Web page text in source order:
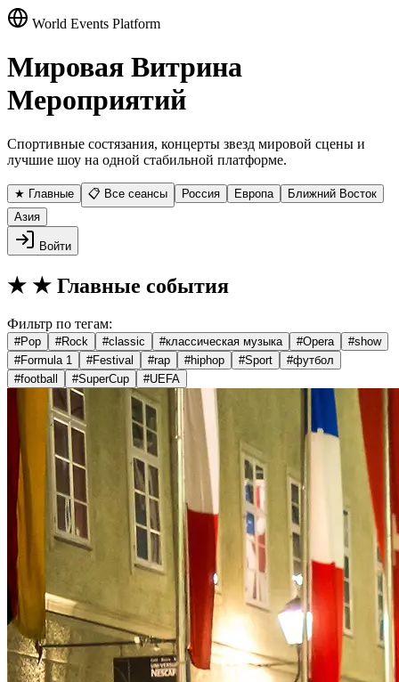
World Events Platform
Мировая Витрина
Мероприятий
Спортивные состязания, концерты звезд мировой сцены и
лучшие шоу на одной стабильной платформе.
★ Главные 📋 Все сеансы Россия Европа
Ближний Восток
Азия
Войти
★ ★ Главные события
Фильтр по тегам:
#Pop #Rock #classic #классическая музыка #Opera #show
#Formula 1 #Festival #rap #hiphop #Sport #футбол
#football #SuperCup #UEFA